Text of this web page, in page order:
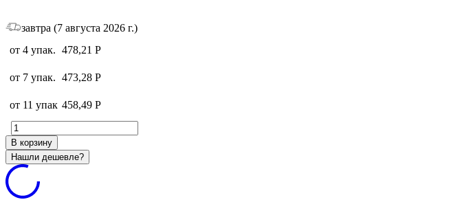
завтра (7 августа 2026 г.)
от 4 упак. 478,21 Р
от 7 упак. 473,28 Р
от 11 упак 458,49 Р
В корзину